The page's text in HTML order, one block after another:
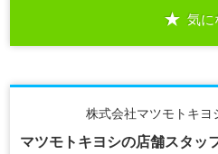
気に
株式会社マツモトキヨ
マツモトキヨシの店舗スタッ